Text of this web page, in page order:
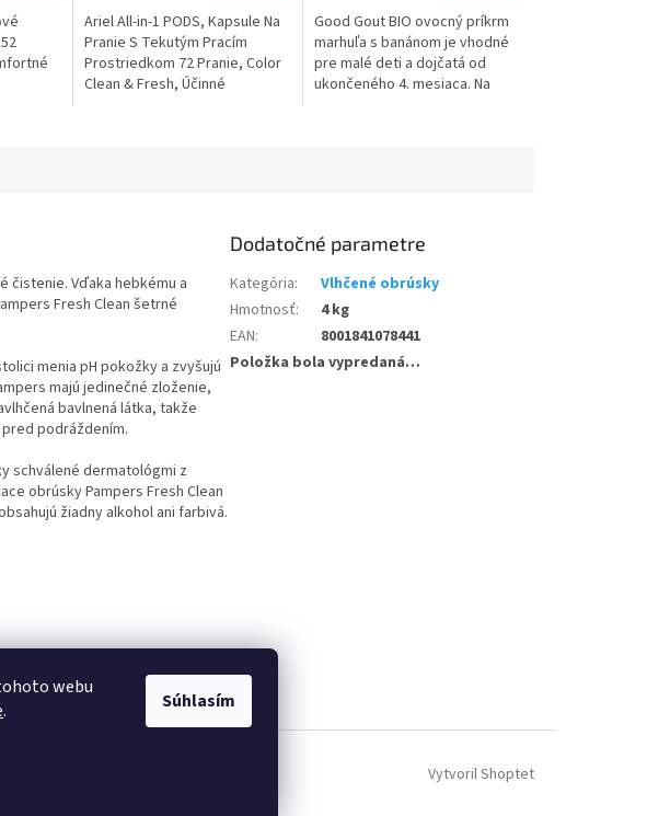
webu
. Súhlasím
Ariel All-in-1 PODS, Kapsule Na
Pranie S Tekutým Pracím
Prostriedkom 72 Pranie, Color
Clean & Fresh, Účinné
Good Gout BIO ovocný príkrm
marhuľa s banánom je vhodné
pre malé deti a dojčatá od
ukončeného 4. mesiaca. Na
čistenie. Vďaka hebkému a
Fresh Clean šetrné
menia pH pokožky a zvyšujú
majú jedinečné zloženie,
bavlnená látka, takže
podráždením.
schválené dermatológmi z
obrúsky Pampers Fresh Clean
žiadny alkohol ani farbivá.
Dodatočné parametre
Kategória:
Vlhčené obrúsky
Hmotnosť:
4 kg
EAN:
8001841078441
Položka bola vypredaná…
Vytvoril Shoptet